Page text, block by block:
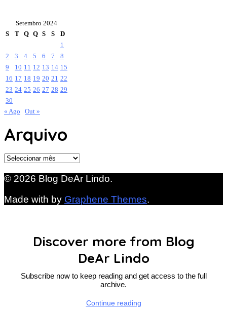
Setembro 2024
S
T Q Q S S
D
1
2
3 4 5 6 7
8
9
10 11 12 13 14 15
16 17 18 19 20 21 22
23 24 25 26 27 28 29
30
« Ago
Out »
Arquivo
Arquivo
© 2026 Blog DeAr Lindo.
Made with by Graphene Themes.
Discover more from Blog
DeAr Lindo
Subscribe now to keep reading and get access to the full
archive.
Continue reading